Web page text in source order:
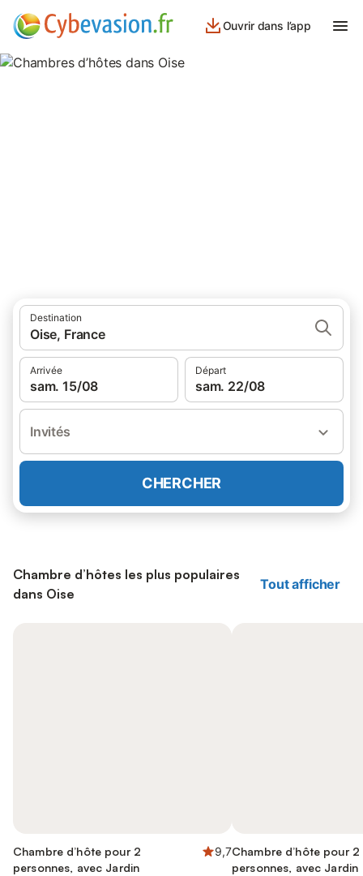
Ouvrir dans l’app
Destination
Oise, France
Arrivée
sam. 15/08
Départ
sam. 22/08
Invités
CHERCHER
Chambre d’hôtes les plus populaires
dans Oise
Tout afficher
Chambre d’hôte pour 2
personnes, avec Jardin
9,7Chambre d’hôte pour 2
personnes, avec Jardin